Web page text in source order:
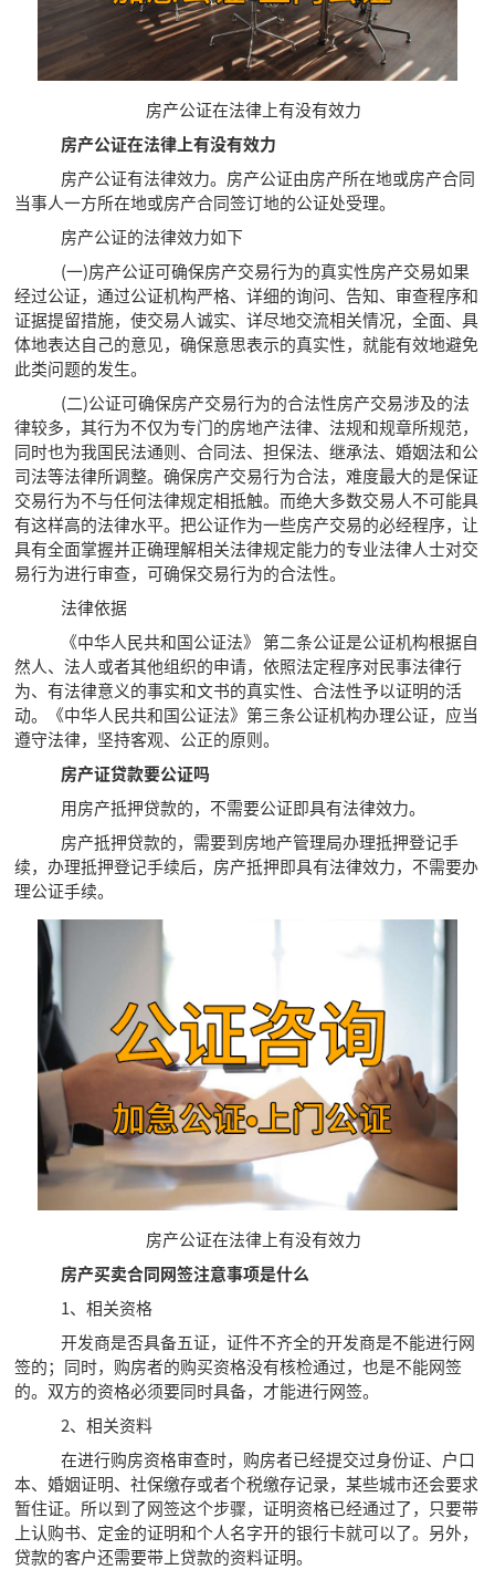
房产公证在法律上有没有效力
房产公证在法律上有没有效力
房产公证有法律效力。房产公证由房产所在地或房产合同
当事人一方所在地或房产合同签订地的公证处受理。
房产公证的法律效力如下
(一)房产公证可确保房产交易行为的真实性房产交易如果
经过公证，通过公证机构严格、详细的询问、告知、审查程序和
证据提留措施，使交易人诚实、详尽地交流相关情况，全面、具
体地表达自己的意见，确保意思表示的真实性，就能有效地避免
此类问题的发生。
(二)公证可确保房产交易行为的合法性房产交易涉及的法
律较多，其行为不仅为专门的房地产法律、法规和规章所规范，
同时也为我国民法通则、合同法、担保法、继承法、婚姻法和公
司法等法律所调整。确保房产交易行为合法，难度最大的是保证
交易行为不与任何法律规定相抵触。而绝大多数交易人不可能具
有这样高的法律水平。把公证作为一些房产交易的必经程序，让
具有全面掌握并正确理解相关法律规定能力的专业法律人士对交
易行为进行审查，可确保交易行为的合法性。
法律依据
《中华人民共和国公证法》 第二条公证是公证机构根据自
然人、法人或者其他组织的申请，依照法定程序对民事法律行
为、有法律意义的事实和文书的真实性、合法性予以证明的活
动。《中华人民共和国公证法》第三条公证机构办理公证，应当
遵守法律，坚持客观、公正的原则。
房产证贷款要公证吗
用房产抵押贷款的，不需要公证即具有法律效力。
房产抵押贷款的，需要到房地产管理局办理抵押登记手
续，办理抵押登记手续后，房产抵押即具有法律效力，不需要办
理公证手续。
房产公证在法律上有没有效力
房产买卖合同网签注意事项是什么
1、相关资格
开发商是否具备五证，证件不齐全的开发商是不能进行网
签的；同时，购房者的购买资格没有核检通过，也是不能网签
的。双方的资格必须要同时具备，才能进行网签。
2、相关资料
在进行购房资格审查时，购房者已经提交过身份证、户口
本、婚姻证明、社保缴存或者个税缴存记录，某些城市还会要求
暂住证。所以到了网签这个步骤，证明资格已经通过了，只要带
上认购书、定金的证明和个人名字开的银行卡就可以了。另外，
贷款的客户还需要带上贷款的资料证明。